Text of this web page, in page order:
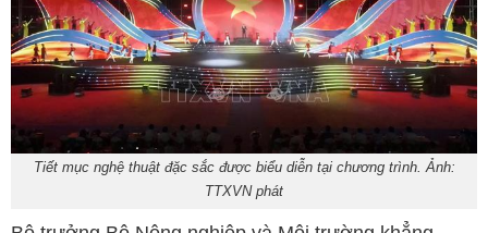
Tiết mục nghệ thuật đặc sắc được biểu diễn tại chương trình. Ảnh:
TTXVN phát